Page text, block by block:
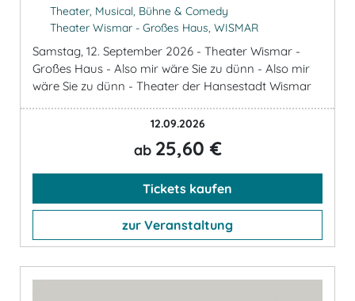
Theater, Musical, Bühne & Comedy
Theater Wismar - Großes Haus, WISMAR
Samstag, 12. September 2026 - Theater Wismar -
Großes Haus - Also mir wäre Sie zu dünn - Also mir
wäre Sie zu dünn - Theater der Hansestadt Wismar
12.09.2026
ab 25,60 €
Tickets kaufen
zur Veranstaltung